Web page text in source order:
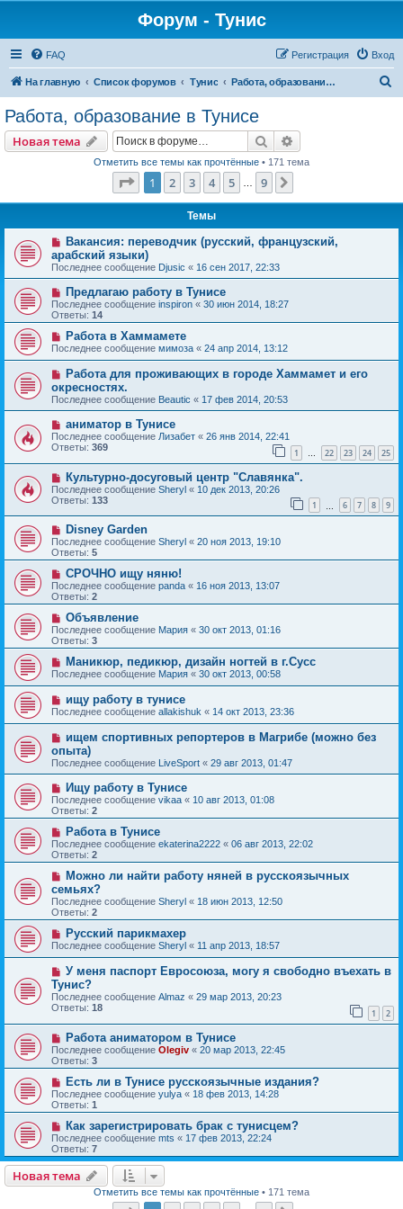
Форум - Тунис
FAQ Вход
Регистрация
На главную Список форумов Тунис Работа, образование в Тунисе
Работа, образование в Тунисе
Новая тема Поиск
Отметить все темы как прочтённые • 171 тема
Страница из
1 2 3 4 5 9
Темы
Вакансия: переводчик (русский, французский,
арабский языки)
Последнее сообщение Djusic « 16 сен 2017, 22:33
Предлагаю работу в Тунисе
Последнее сообщение inspiron « 30 июн 2014, 18:27
Ответы: 14
Работа в Хаммамете
Последнее сообщение мимоза « 24 апр 2014, 13:12
Работа для проживающих в городе Хаммамет и его
окресностях.
Последнее сообщение Beautic « 17 фев 2014, 20:53
аниматор в Тунисе
Последнее сообщение Лизабет « 26 янв 2014, 22:41
Ответы: 369 1 … 22 23 24 25
Культурно-досуговый центр "Славянка".
Последнее сообщение Sheryl « 10 дек 2013, 20:26
Ответы: 133 1 6 7 8 9
Disney Garden
Последнее сообщение Sheryl « 20 ноя 2013, 19:10
Ответы: 5
СРОЧНО ищу няню!
Последнее сообщение panda « 16 ноя 2013, 13:07
Ответы: 2
Объявление
Последнее сообщение Мария « 30 окт 2013, 01:16
Ответы: 3
Маникюр, педикюр, дизайн ногтей в г.Сусс
Последнее сообщение Мария « 30 окт 2013, 00:58
ищу работу в тунисе
Последнее сообщение allakishuk « 14 окт 2013, 23:36
ищем спортивных репортеров в Магрибе (можно без
опыта)
Последнее сообщение LiveSport « 29 авг 2013, 01:47
Ищу работу в Тунисе
Последнее сообщение vikaa « 10 авг 2013, 01:08
Ответы: 2
Работа в Тунисе
Последнее сообщение ekaterina2222 « 06 авг 2013, 22:02
Ответы: 2
Можно ли найти работу няней в русскоязычных
семьях?
Последнее сообщение Sheryl « 18 июн 2013, 12:50
Ответы: 2
Русский парикмахер
Последнее сообщение Sheryl « 11 апр 2013, 18:57
У меня паспорт Евросоюза, могу я свободно въехать в
Тунис?
Последнее сообщение Almaz « 29 мар 2013, 20:23
Ответы: 18 1 2
Работа аниматором в Тунисе
Последнее сообщение Olegiv « 20 мар 2013, 22:45
Ответы: 3
Есть ли в Тунисе русскоязычные издания?
Последнее сообщение yulya « 18 фев 2013, 14:28
Ответы: 1
Как зарегистрировать брак с тунисцем?
Последнее сообщение mts « 17 фев 2013, 22:24
Ответы: 7
Новая тема
Отметить все темы как прочтённые • 171 тема